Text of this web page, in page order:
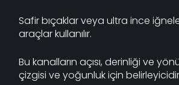
Safir bıçaklar veya ultra ince
araçlar kullanılır.
Bu kanalların açısı, derinliği ve
çizgisi ve yoğunluk için